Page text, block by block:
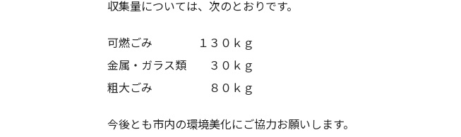
収集量については、次のとおりです。
可燃ごみ １３０ｋｇ
金属・ガラス類 ３０ｋｇ
粗大ごみ ８０ｋｇ
今後とも市内の環境美化にご協力お願いします。